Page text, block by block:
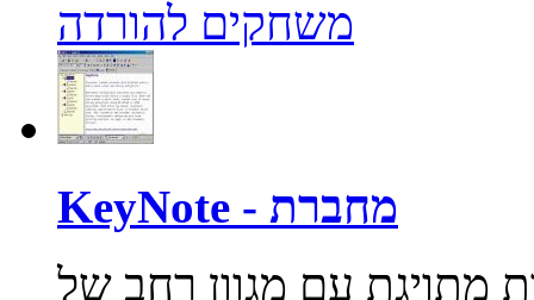
משחקים להורדה
KeyNote - מחברת